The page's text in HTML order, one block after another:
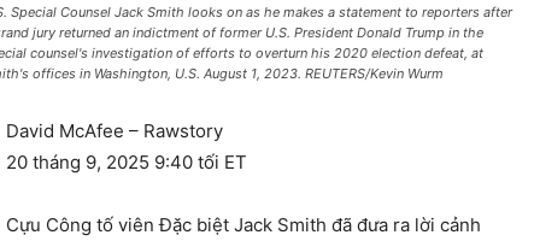
Special Counsel Jack Smith looks on as he makes a statement to reporters after
jury returned an indictment of former U.S. President Donald Trump in the
counsel's investigation of efforts to overturn his 2020 election defeat, at
offices in Washington, U.S. August 1, 2023. REUTERS/Kevin Wurm
David McAfee – Rawstory
20 tháng 9, 2025 9:40 tối ET
Cựu Công tố viên Đặc biệt Jack Smith đã đưa ra lời cảnh